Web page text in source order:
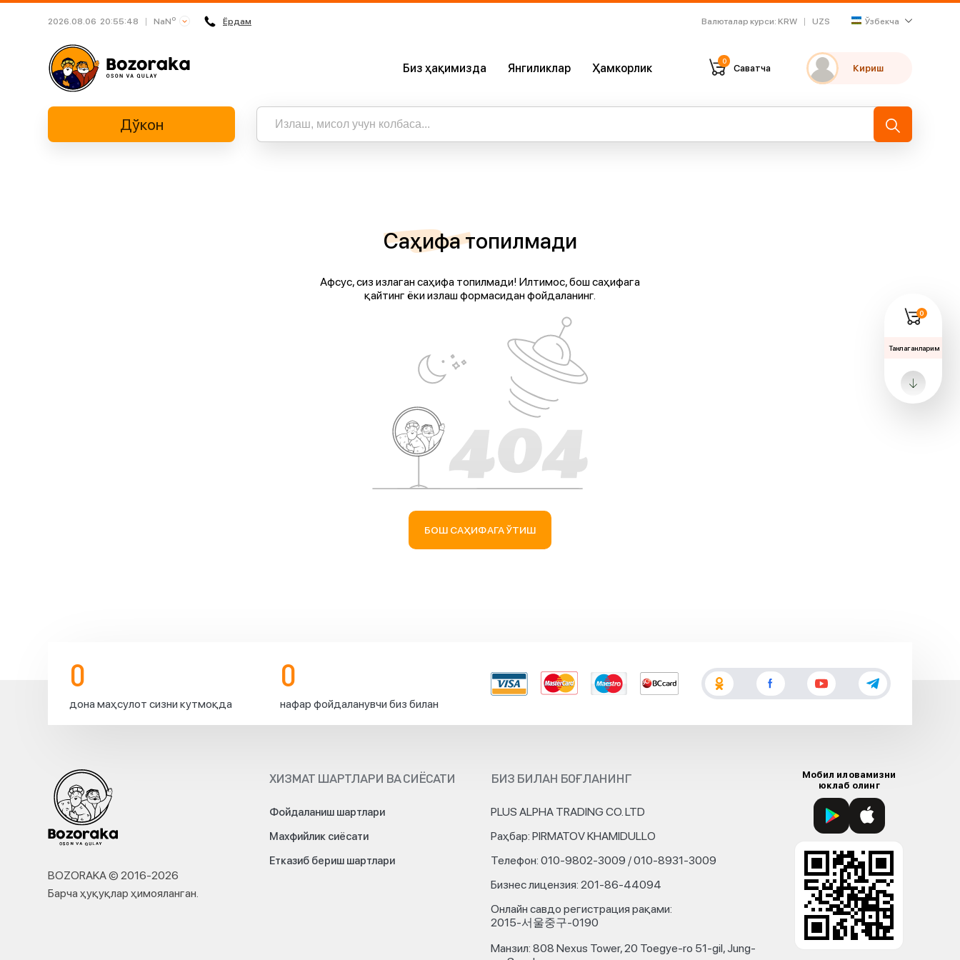
2026.08.06 20:55:48 NaNo
Busan
Daegu
Gwangju
Ёрдам Валюталар курси: KRW UZS Ўзбекча
Биз ҳақимизда
Биз Ҳақимизда
Сертификатлар
Янгиликлар Ҳамкорлик
0
Саватча Кириш
Дўкон
Саҳифа топилмади
Афсус, сиз излаган саҳифа топилмади! Илтимос, бош саҳифага
қайтинг ёки излаш формасидан фойдаланинг.
БОШ САҲИФАГА ЎТИШ
0
дона маҳсулот сизни кутмоқда
0
нафар фойдаланувчи биз билан
BOZORAKA © 2016-2026
Барча ҳуқуқлар ҳимояланган.
ХИЗМАТ ШАРТЛАРИ ВА СИЁСАТИ
Фойдаланиш шартлари
Махфийлик сиёсати
Етказиб бериш шартлари
БИЗ БИЛАН БОҒЛАНИНГ
PLUS ALPHA TRADING CO. LTD
Раҳбар: PIRMATOV KHAMIDULLO
Телефон: 010-9802-3009 / 010-8931-3009
Бизнес лицензия: 201-86-44094
Онлайн савдо регистрация рақами:
2015-서울중구-0190
Манзил: 808 Nexus Tower, 20 Toegye-ro 51-gil, Jung-
Мобил иловамизни
юклаб олинг
0
Танлаганларим